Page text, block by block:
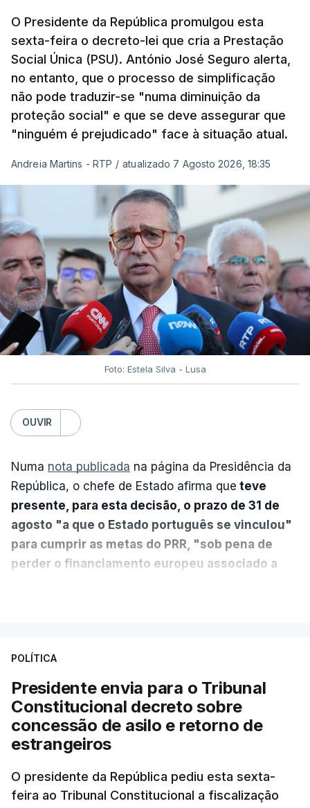
O Presidente da República promulgou esta
sexta-feira o decreto-lei que cria a Prestação
Social Única (PSU). António José Seguro alerta,
no entanto, que o processo de simplificação
não pode traduzir-se "numa diminuição da
proteção social" e que se deve assegurar que
"ninguém é prejudicado" face à situação atual.
Andreia Martins - RTP / atualizado 7 Agosto 2026, 18:35
Foto: Estela Silva - Lusa
OUVIR
Numa nota publicada na página da Presidência da
República, o chefe de Estado afirma que teve
presente, para esta decisão, o prazo de 31 de
agosto "a que o Estado português se vinculou"
para cumprir as metas do PRR, "sob pena de
perder o financiamento europeu associado a
sistema mais simples, mais justo e transparente".
"Sempre que seja possível reduzir burocracias,
eliminar sobreposições e garantir que os apoios
chegam a quem mais necessita, estaremos a dar
um passo na direção certa", argumenta o
Presidente da República.
POLÍTICA
Presidente envia para o Tribunal
Constitucional decreto sobre
concessão de asilo e retorno de
estrangeiros
O presidente da República pediu esta sexta-
feira ao Tribunal Constitucional a fiscalização